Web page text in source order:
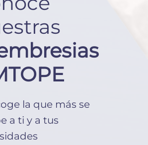
la que más se
a ti y a tus